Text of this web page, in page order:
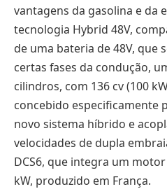
vantagens da gasolina e da
tecnologia Hybrid 48V,
de uma bateria de 48V, que
certas fases da condução,
cilindros, com 136 cv (100
concebido especificamente
novo sistema híbrido e
velocidades de dupla
DCS6, que integra um
kW, produzido em França.